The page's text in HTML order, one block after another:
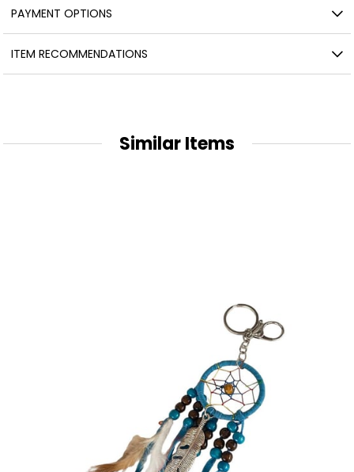
PAYMENT OPTIONS
ITEM RECOMMENDATIONS
Similar Items